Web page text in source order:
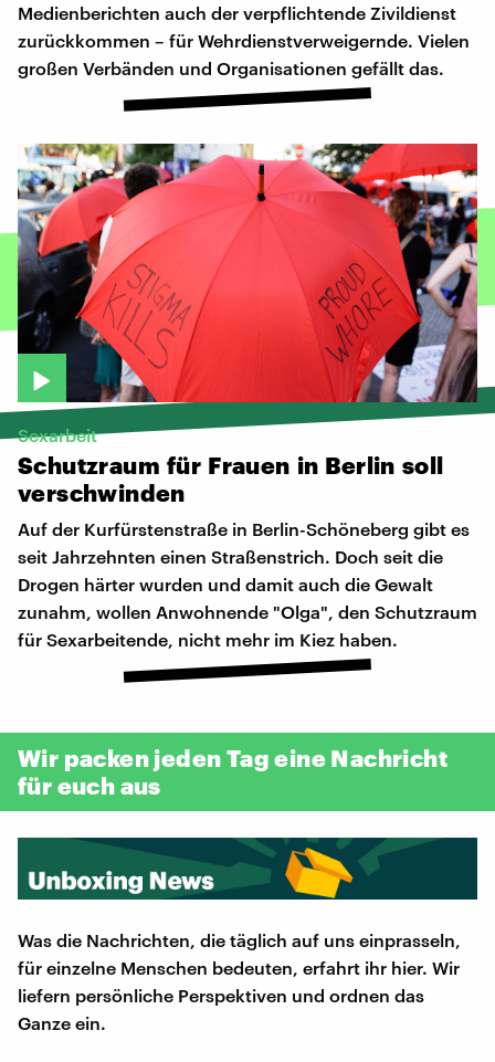
Medienberichten auch der verpflichtende Zivildienst
zurückkommen – für Wehrdienstverweigernde. Vielen
großen Verbänden und Organisationen gefällt das.
Sexarbeit
Schutzraum für Frauen in Berlin soll
verschwinden
Auf der Kurfürstenstraße in Berlin-Schöneberg gibt es
seit Jahrzehnten einen Straßenstrich. Doch seit die
Drogen härter wurden und damit auch die Gewalt
zunahm, wollen Anwohnende "Olga", den Schutzraum
für Sexarbeitende, nicht mehr im Kiez haben.
Wir packen jeden Tag eine Nachricht
für euch aus
Was die Nachrichten, die täglich auf uns einprasseln,
für einzelne Menschen bedeuten, erfahrt ihr hier. Wir
liefern persönliche Perspektiven und ordnen das
Ganze ein.